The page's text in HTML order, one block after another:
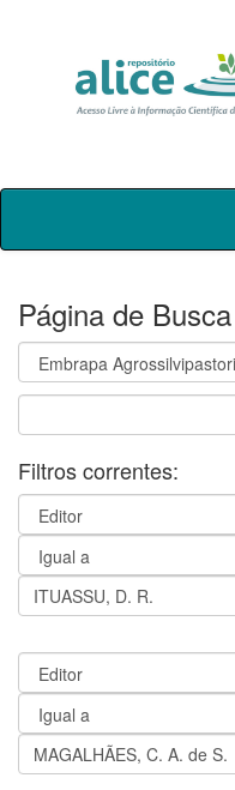
Skip
Página de Busca
Filtros correntes: